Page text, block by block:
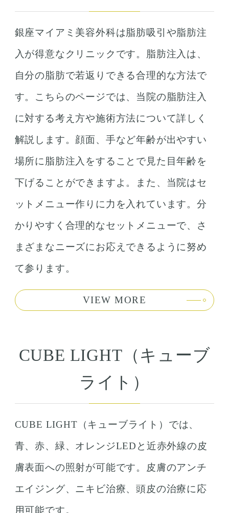
銀座マイアミ美容外科は脂肪吸引や脂肪注
入が得意なクリニックです。脂肪注入は、
自分の脂肪で若返りできる合理的な方法で
す。こちらのページでは、当院の脂肪注入
に対する考え方や施術方法について詳しく
解説します。顔面、手など年齢が出やすい
場所に脂肪注入をすることで見た目年齢を
下げることができますよ。また、当院はセ
ットメニュー作りに力を入れています。分
かりやすく合理的なセットメニューで、さ
まざまなニーズにお応えできるように努め
て参ります。
VIEW MORE
CUBE LIGHT（キューブ
ライト）
CUBE LIGHT（キューブライト）では、
青、赤、緑、オレンジLEDと近赤外線の皮
膚表面への照射が可能です。皮膚のアンチ
エイジング、ニキビ治療、頭皮の治療に応
用可能です。